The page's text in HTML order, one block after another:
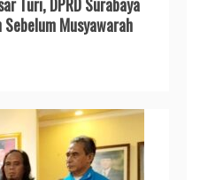
Musyawarah